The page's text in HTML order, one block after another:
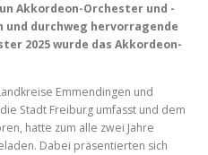
Akkordeon-Orchester und -
und durchweg hervorragende
2025 wurde das Akkordeon-
Emmendingen und
Stadt Freiburg umfasst und dem
hatte zum alle zwei Jahre
Dabei präsentierten sich